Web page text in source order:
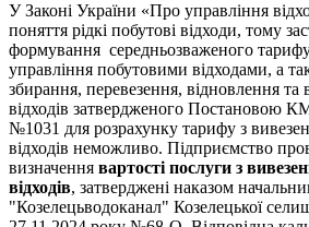
У Законі України «Про управління
поняття рідкі побутові відходи, тому
формування середньозваженого
управління побутовими відходами, а
збирання, перевезення, відновлення
відходів затвердженого Постановою
№1031 для розрахунку тарифу з
відходів неможливо. Підприємство
визначення вартості послуги з виве
відходів, затверджені наказом
"Козелецьводоканал" Козелецької